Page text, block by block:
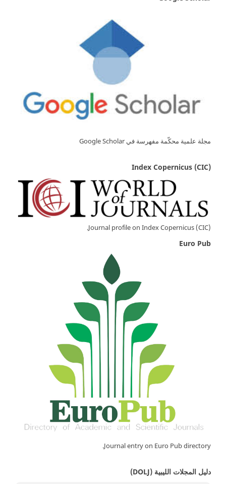
مجلة علمية محكّمة مفهرسة في Google Scholar
Index Copernicus (CIC)
Journal profile on Index Copernicus (CIC).
Euro Pub
Journal entry on Euro Pub directory.
دليل المجلات الليبية (DOLJ)